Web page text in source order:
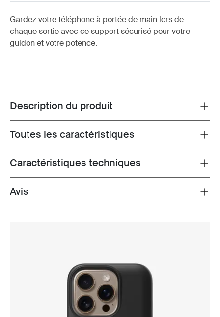
Gardez votre téléphone à portée de main lors de
chaque sortie avec ce support sécurisé pour votre
guidon et votre potence.
Toggle overview
Description du produit
Toggle features
Toutes les caractéristiques
Toggle techspec
Caractéristiques techniques
Toggle overview
Avis